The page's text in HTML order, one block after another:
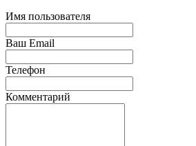
Имя пользователя
Ваш Email
Телефон
Комментарий